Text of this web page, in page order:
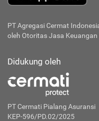
PT Agregasi Cermat
oleh Otoritas Jasa Keuangan
Didukung oleh
PT Cermati Pialang Asuransi
KEP-596/PD.02/2025